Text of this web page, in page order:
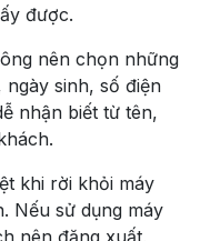
được.
nên chọn những
sinh, số điện
nhận biết từ tên,
khi rời khỏi máy
Nếu sử dụng máy
nên đăng xuất,